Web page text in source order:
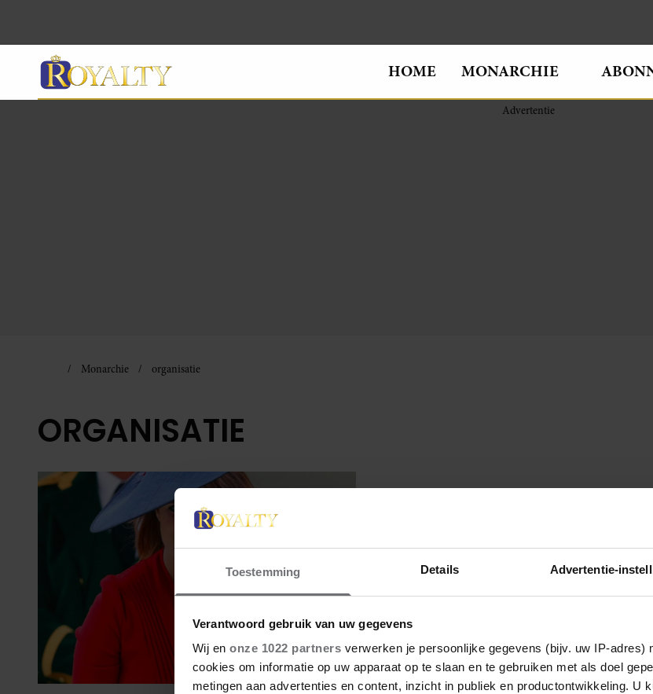
Toestemming Details Advertentie-
Verantwoord gebruik van uw gegevens
Wij en onze 1022 partners verwerken je persoonlijke gegevens (bijv. uw IP-adres)
cookies om informatie op uw apparaat op te slaan en te gebruiken met als doel
metingen aan advertenties en content, inzicht in publiek en productontwikkeling. U
HOME MONARCHIE
Monarchie organisatie
ORGANISATIE